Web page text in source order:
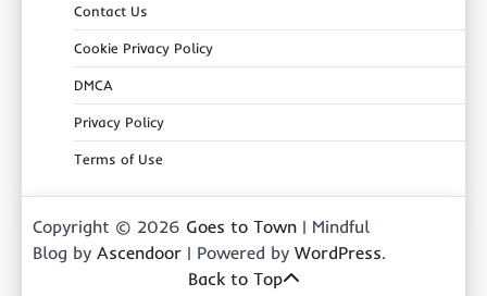
Contact Us
Cookie Privacy Policy
DMCA
Privacy Policy
Terms of Use
Copyright © 2026 Goes to Town | Mindful
Blog by Ascendoor | Powered by WordPress.
Back to Top